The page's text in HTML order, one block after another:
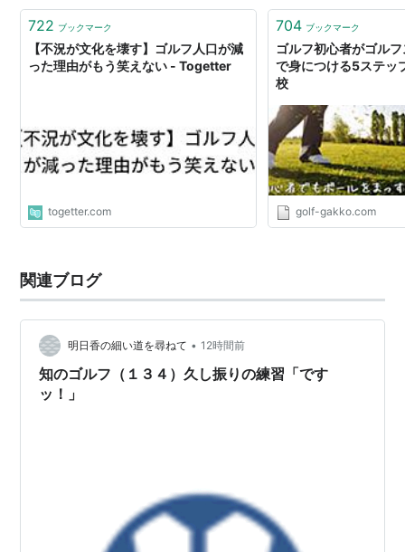
た。
2005年現在、中古車市場で見かけることは稀である。
2代目（ゴルフII）
キープコンセプトではあったが、その愛らしいデザイン
と使いやすいボディサイズで、日本でも爆発的なヒット
今でも「ゴルフ」というとこのモデルを思い浮かべる人
3代目（ゴルフIII）
ボディサイズはゴルフIIとほぼ同じではあるものの、デ
ザインはIIまでの直線的なものから一転、曲線を巧みに
利用したデザインとなった。
1998年にデビュー。
この代から、日本で言う「5ナンバー枠」を突破し、
722 ブックマーク
【不況が文化を壊す】ゴルフ人口が減
った理由がもう笑えない - Togetter
togetter.com
704 ブックマーク
ゴルフ初心者がゴル
で身につける5ステッ
校
golf-gakko.com
関連ブログ
明日香の細い道を尋ねて • 12時間前
知のゴルフ（１３４）久し振りの練習「です
ッ！」